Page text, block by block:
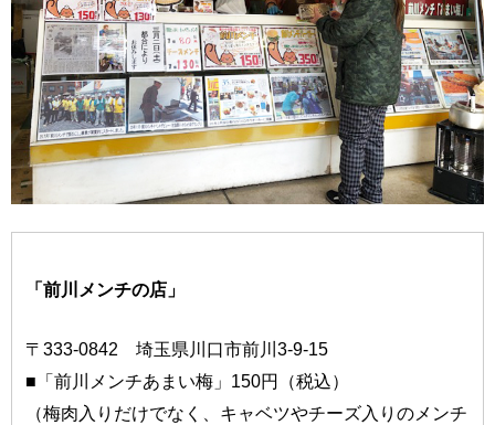
「前川メンチの店」
〒333-0842 埼玉県川口市前川3-9-15
■「前川メンチあまい梅」150円（税込）
（梅肉入りだけでなく、キャベツやチーズ入りのメンチ